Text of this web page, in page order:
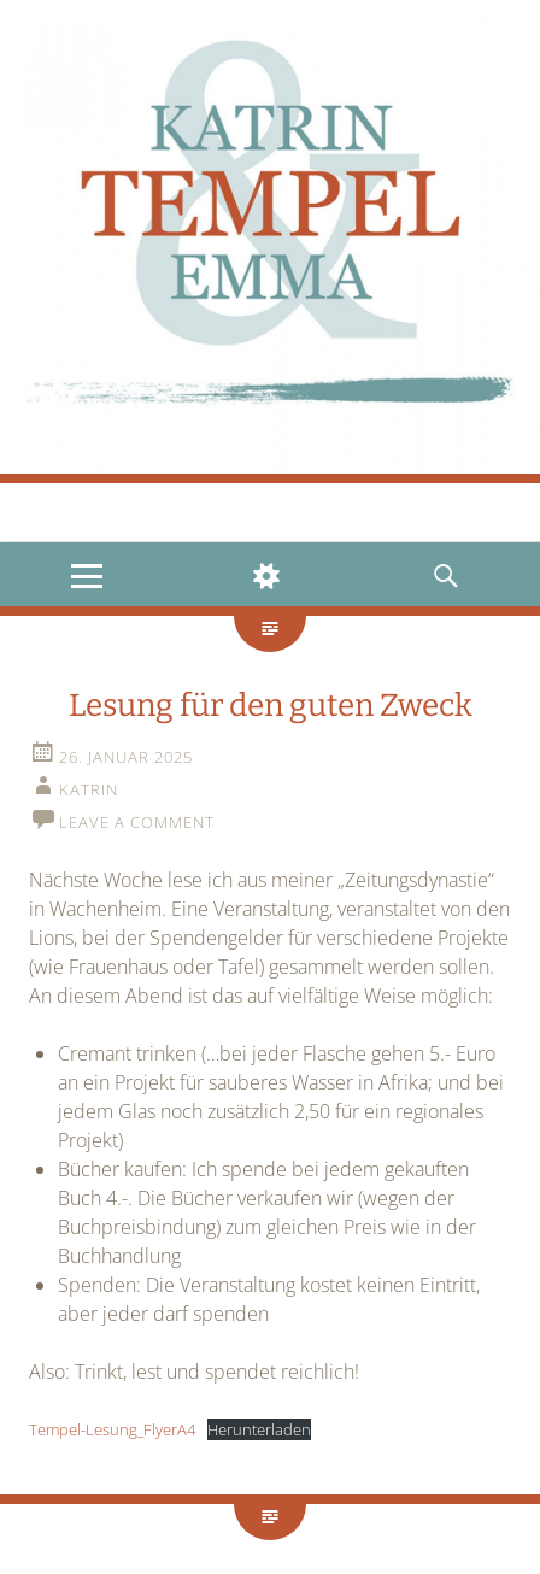
Katrin & Emma
MENU
WIDGETS
SEARCH
Lesung für den guten Zweck
26. JANUAR 2025
KATRIN
LEAVE A COMMENT
Nächste Woche lese ich aus meiner „Zeitungsdynastie“
in Wachenheim. Eine Veranstaltung, veranstaltet von den
Lions, bei der Spendengelder für verschiedene Projekte
(wie Frauenhaus oder Tafel) gesammelt werden sollen.
An diesem Abend ist das auf vielfältige Weise möglich:
Cremant trinken (…bei jeder Flasche gehen 5.- Euro
an ein Projekt für sauberes Wasser in Afrika; und bei
jedem Glas noch zusätzlich 2,50 für ein regionales
Projekt)
Bücher kaufen: Ich spende bei jedem gekauften
Buch 4.-. Die Bücher verkaufen wir (wegen der
Buchpreisbindung) zum gleichen Preis wie in der
Buchhandlung
Spenden: Die Veranstaltung kostet keinen Eintritt,
aber jeder darf spenden
Also: Trinkt, lest und spendet reichlich!
Tempel-Lesung_FlyerA4 Herunterladen